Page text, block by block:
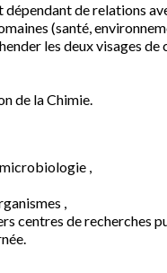
de relations
(santé,
les deux visages de
de la Chimie.
microbiologie ,
,
centres de recherches